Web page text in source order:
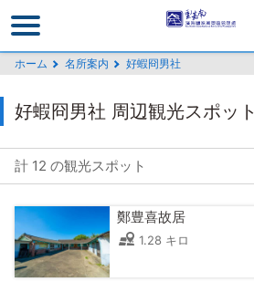
イ
ン
コ
ン
セ
ホーム 名所案内 好蝦冏男社
好蝦冏男社 周辺観光スポット
計 12 の観光スポット
鄭豊喜故居
1.28 キロ